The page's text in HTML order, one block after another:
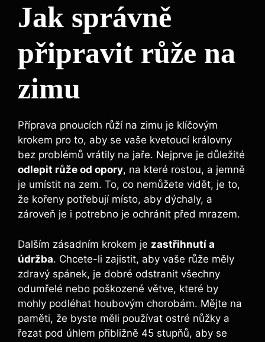
Jak správně
připravit růže na
zimu
Příprava pnoucích růží na zimu je klíčovým
krokem pro to, aby se vaše kvetoucí královny
bez problémů vrátily na jaře. Nejprve je důležité
odlepit růže od opory, na které rostou, a jemně
je umístit na zem. To, co nemůžete vidět, je to,
že kořeny potřebují místo, aby dýchaly, a
zároveň je i potrebno je ochránit před mrazem.
Dalším zásadním krokem je zastřihnutí a
údržba. Chcete-li zajistit, aby vaše růže měly
zdravý spánek, je dobré odstranit všechny
odumřelé nebo poškozené větve, které by
mohly podléhat houbovým chorobám. Mějte na
paměti, že byste měli používat ostré nůžky a
řezat pod úhlem přibližně 45 stupňů, aby se